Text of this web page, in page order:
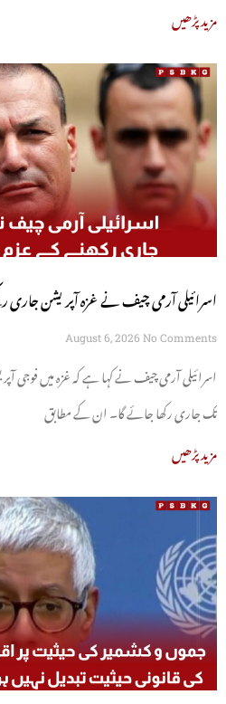
مزید پڑھیں
اسرائیلی آرمی چیف نے غزہ آپریشن جاری
August 6, 2026 No Comments
اسرائیلی آرمی چیف نے کہا ہے کہ غزہ میں
تک جاری رکھا جائے گا۔ ان کے مطابق
مزید پڑھیں